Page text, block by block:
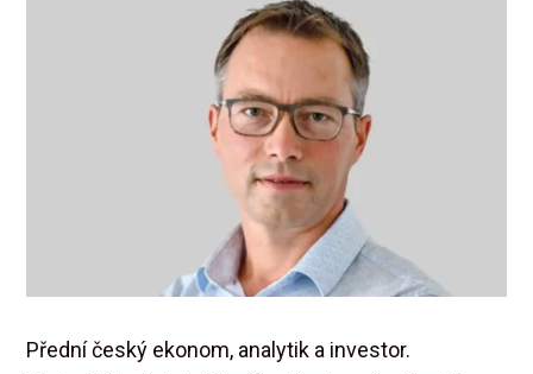
Přední český ekonom, analytik a investor.